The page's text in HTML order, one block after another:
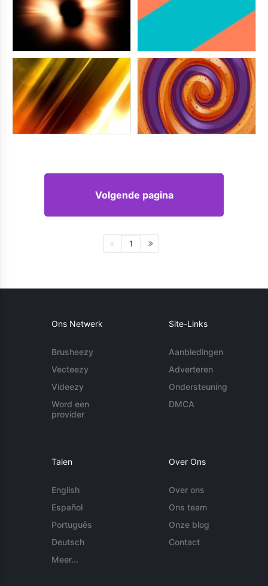
Volgende pagina
1
Ons Netwerk
Brusheezy
Vecteezy
Videezy
Word een
provider
Site-Links
Aanbiedingen
Adverteren
Ondersteuning
DMCA
Talen
English
Español
Português
Deutsch
Meer...
Over Ons
Over ons
Ons team
Onze blog
Contact